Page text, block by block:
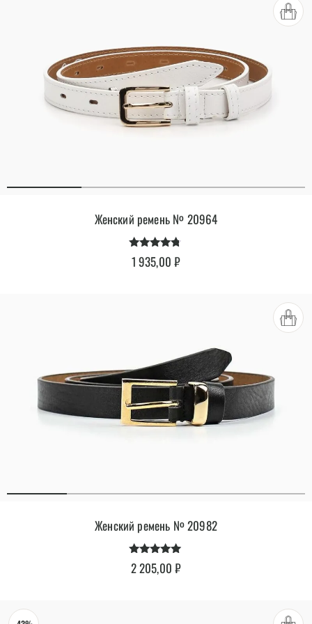
Женский ремень № 20964
Оценка
4.62
1 935,00₽
Женский ремень № 20982
Оценка
4.90
2 205,00₽